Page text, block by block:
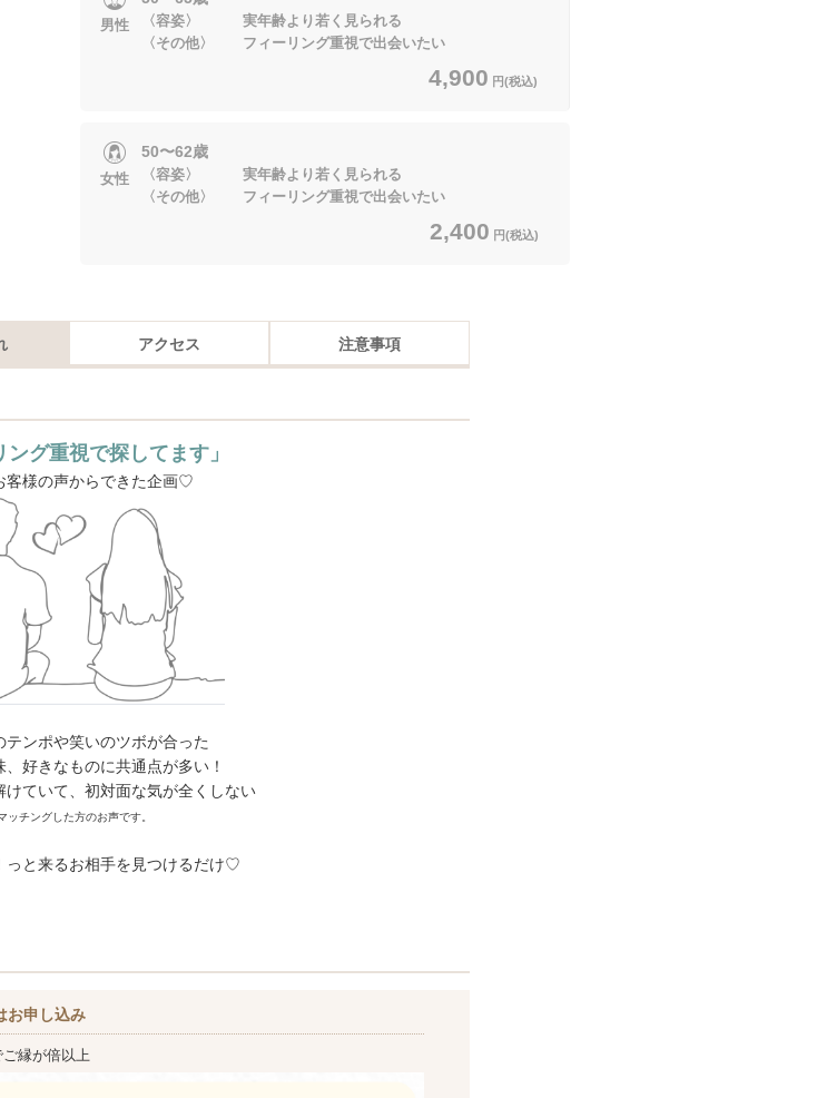
男性
〈容姿〉 実年齢より若く見られる
〈その他〉 フィーリング重視で出会いたい
4,900 円(税込)
女性
50〜62歳
〈容姿〉 実年齢より若く見られる
〈その他〉 フィーリング重視で出会いたい
2,400 円(税込)
アクセス 注意事項
ング重視で探してます」
客様の声からできた企画♡
テンポや笑いのツボが合った
好きなものに共通点が多い！
ていて、初対面な気が全くしない
ッチングした方のお声です。
っと来るお相手を見つけるだけ♡
お申し込み
縁が倍以上